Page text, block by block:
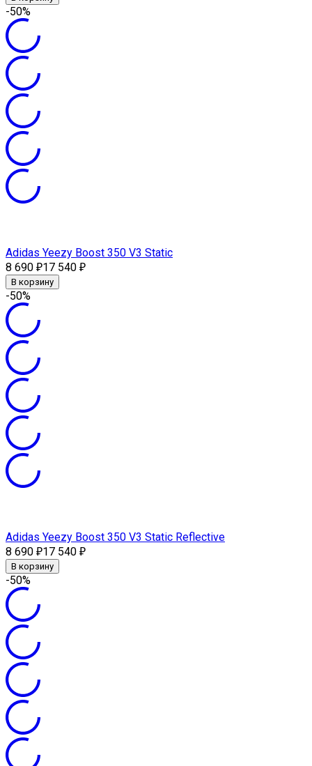
-50%
Adidas Yeezy Boost 350 V3 Static
8 690 ₽17 540 ₽
В корзину
-50%
Adidas Yeezy Boost 350 V3 Static Reflective
8 690 ₽17 540 ₽
В корзину
-50%